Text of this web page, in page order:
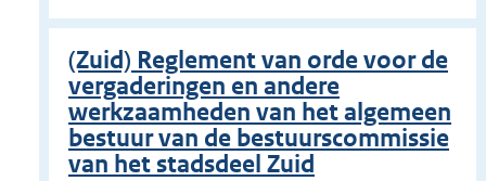
(Zuid) Reglement van orde voor de
vergaderingen en andere
werkzaamheden van het algemeen
bestuur van de bestuurscommissie
van het stadsdeel Zuid